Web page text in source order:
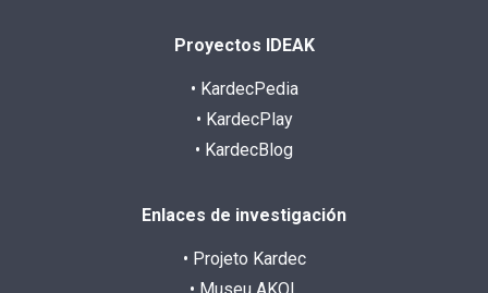
Proyectos IDEAK
• KardecPedia
• KardecPlay
• KardecBlog
Enlaces de investigación
• Projeto Kardec